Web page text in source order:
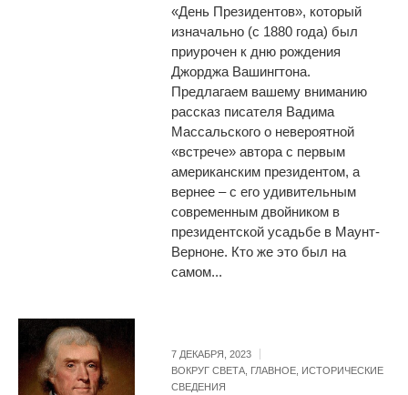
«День Президентов», который
изначально (с 1880 года) был
приурочен к дню рождения
Джорджа Вашингтона.
Предлагаем вашему вниманию
рассказ писателя Вадима
Массальского о невероятной
«встрече» автора с первым
американским президентом, а
вернее – с его удивительным
современным двойником в
президентской усадьбе в Маунт-
Верноне. Кто же это был на
самом...
7 ДЕКАБРЯ, 2023
ВОКРУГ СВЕТА ГЛАВНОЕ ИСТОРИЧЕСКИЕ
СВЕДЕНИЯ